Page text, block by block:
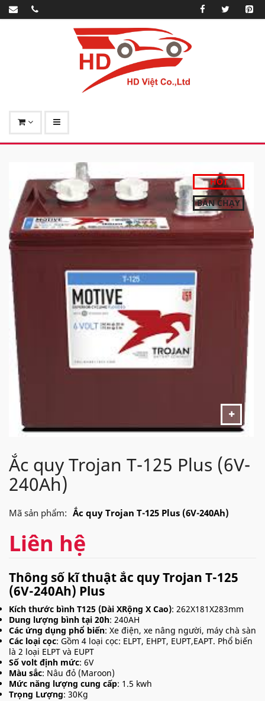
HOT
BÁN CHẠY
Ắc quy Trojan T-125 Plus (6V-
240Ah)
Mã sản phẩm: Ắc quy Trojan T-125 Plus (6V-240Ah)
Liên hệ
Thông số kĩ thuật ắc quy Trojan T-125
(6V-240Ah) Plus
Kích thước bình T125 (Dài XRộng X Cao): 262X181X283mm
Dung lượng bình tại 20h: 240AH
Các ứng dụng phổ biến: Xe điện, xe nâng người, máy chà sàn
Các loại cọc: Gồm 4 loại cọc: ELPT, EHPT, EUPT,EAPT. Phổ biến
là 2 loại ELPT và EUPT
Số volt định mức: 6V
Màu sắc: Nâu đỏ (Maroon)
Mức năng lượng cung cấp: 1.5 kwh
Trọng Lượng: 30Kg